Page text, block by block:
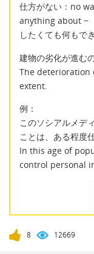
仕方がない：no
anything about ~
したくても何もで
建物の劣化が進む
The deterioration
extent.
例：
このソシアルメデ
ことは、ある程度
In this age of
control personal
8 12669